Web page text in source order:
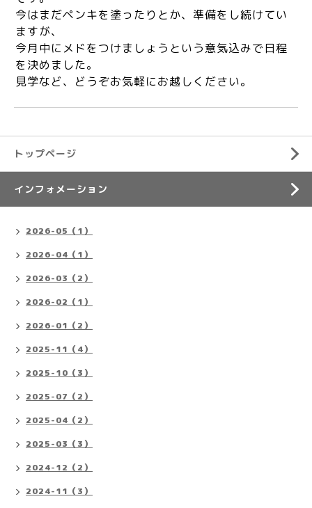
今はまだペンキを塗ったりとか、準備をし続けてい
ますが、
今月中にメドをつけましょうという意気込みで日程
を決めました。
見学など、どうぞお気軽にお越しください。
トップページ
インフォメーション
2026-05（1）
2026-04（1）
2026-03（2）
2026-02（1）
2026-01（2）
2025-11（4）
2025-10（3）
2025-07（2）
2025-04（2）
2025-03（3）
2024-12（2）
2024-11（3）